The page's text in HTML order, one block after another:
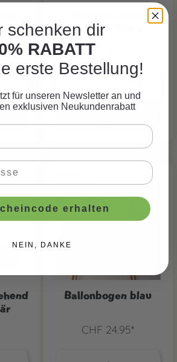
aus
Birthday Blume
CHF 8.90*
Ballonbogen blau
CHF 24.95*
schenken dir
RABATT
erste Bestellung!
für unseren Newsletter an und
exklusiven Neukundenrabatt
erhalten
NEIN, DANKE